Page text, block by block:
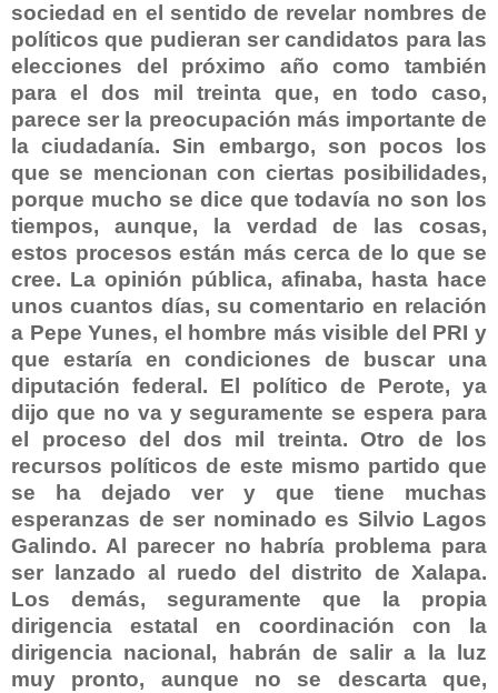
sociedad en el sentido de revelar nombres de
políticos que pudieran ser candidatos para las
elecciones del próximo año como también
para el dos mil treinta que, en todo caso,
parece ser la preocupación más importante de
la ciudadanía. Sin embargo, son pocos los
que se mencionan con ciertas posibilidades,
porque mucho se dice que todavía no son los
tiempos, aunque, la verdad de las cosas,
estos procesos están más cerca de lo que se
cree. La opinión pública, afinaba, hasta hace
unos cuantos días, su comentario en relación
a Pepe Yunes, el hombre más visible del PRI y
que estaría en condiciones de buscar una
diputación federal. El político de Perote, ya
dijo que no va y seguramente se espera para
el proceso del dos mil treinta. Otro de los
recursos políticos de este mismo partido que
se ha dejado ver y que tiene muchas
esperanzas de ser nominado es Silvio Lagos
Galindo. Al parecer no habría problema para
ser lanzado al ruedo del distrito de Xalapa.
Los demás, seguramente que la propia
dirigencia estatal en coordinación con la
dirigencia nacional, habrán de salir a la luz
muy pronto, aunque no se descarta que,